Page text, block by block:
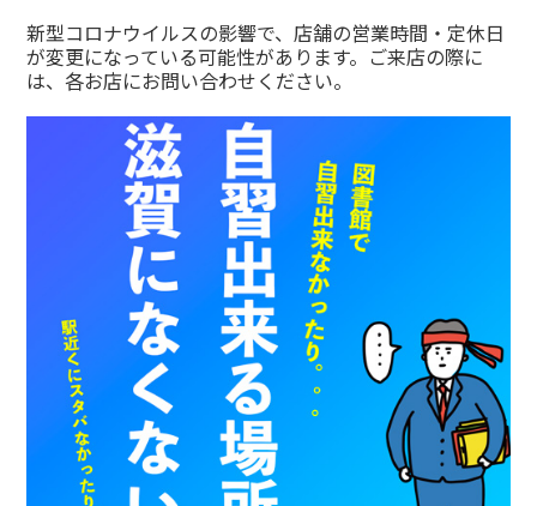
新型コロナウイルスの影響で、店舗の営業時間・定休日
が変更になっている可能性があります。ご来店の際に
は、各お店にお問い合わせください。